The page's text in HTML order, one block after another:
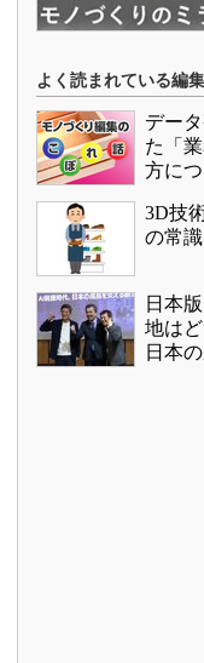
よく読まれている編
デー
た「
方に
3D技
の常識
日本
地は
日本